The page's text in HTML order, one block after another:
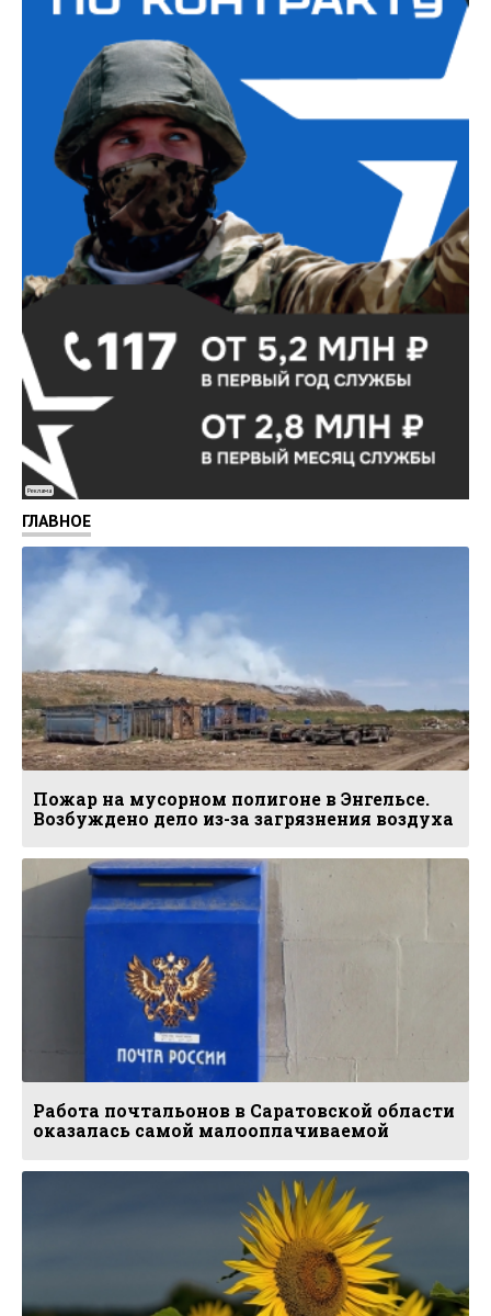
Реклама
ГЛАВНОЕ
Пожар на мусорном полигоне в Энгельсе.
Возбуждено дело из-за загрязнения воздуха
Работа почтальонов в Саратовской области
оказалась самой малооплачиваемой